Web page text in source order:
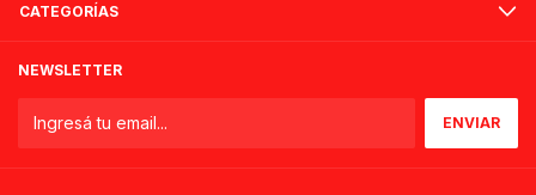
CATEGORÍAS
NEWSLETTER